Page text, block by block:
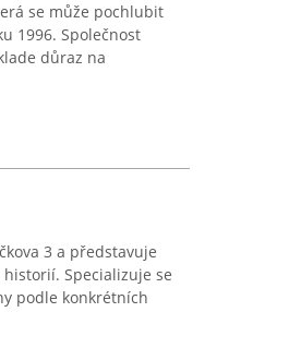
se může pochlubit
1996. Společnost
důraz na
3 a představuje
Specializuje se
podle konkrétních